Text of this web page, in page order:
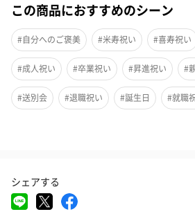
普段はバッグのアクセサリーとして装着。
パカっと開けば、ボトルやスマホ、小物
できるスグレモノ！
外付けポケットとして使えるバッグアク
「 マイメロディ」
この商品におすすめのシーン
#自分へのご褒美 #米寿祝い #喜寿祝い
#成人祝い #卒業祝い #昇進祝い #
#送別会 #退職祝い #誕生日 #就職
#母親 #祖母
#20代前半
シェアする